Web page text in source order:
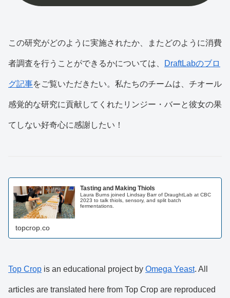
この研究がどのように実施されたか、またどのように消費
者調査を行うことができるかについては、 DraftLabのブロ
グ記事をご覧いただきたい。私たちのチームは、チオール
感覚的な研究に貢献してくれたリンジー・バーと彼女の果
てしない好奇心に感謝したい！
Tasting and Making Thiols
Laura Burns joined Lindsay Barr of DraughtLab at CBC
2023 to talk thiols, sensory, and split batch
fermentations.
topcrop.co
Top Crop is an educational project by Omega Yeast. All
articles are translated here from Top Crop are reproduced